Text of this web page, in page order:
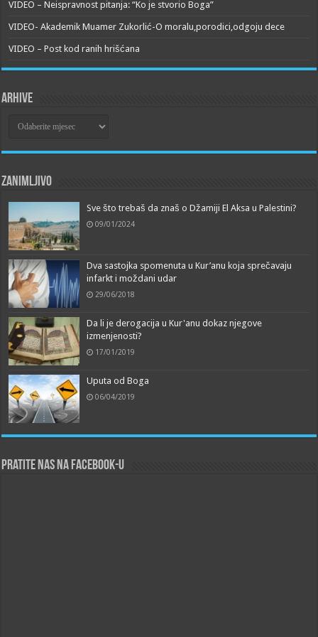
VIDEO – Neispravnost pitanja: “Ko je stvorio Boga”
VIDEO- Akademik Muamer Zukorlić-O moralu,porodici,odgoju dece
VIDEO – Post kod ranih hrišćana
Arhive
Zanimljivo
Sve što trebaš da znaš o Džamiji El Aksa u Palestini?
09/01/2024
Dva sastojka spomenuta u Kur’anu koja sprečavaju
infarkt i moždani udar
29/06/2018
Da li je derogacija u Kur'anu dokaz njegove
izmenjenosti?
17/01/2019
Uputa od Boga
06/04/2019
Pratite nas na Facebook-u